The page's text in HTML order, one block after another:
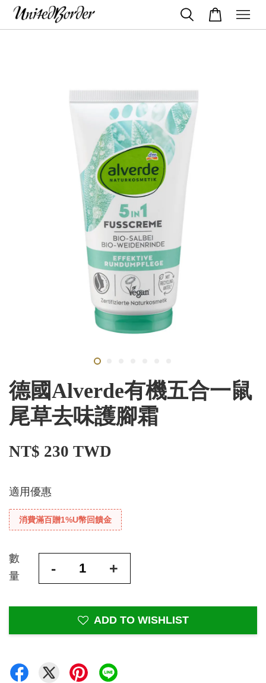
德國Alverde有機五合一鼠
尾草去味護腳霜
NT$ 230 TWD
適用優惠
消費滿百贈1%U幣回饋金
數
量
- +
ADD TO WISHLIST